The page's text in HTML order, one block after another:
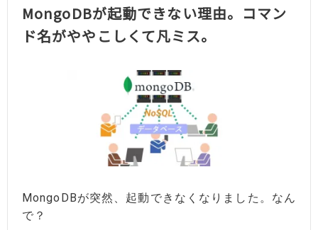
MongoDBが起動できない理由。コマン
ド名がややこしくて凡ミス。
MongoDBが突然、起動できなくなりました。なん
で？